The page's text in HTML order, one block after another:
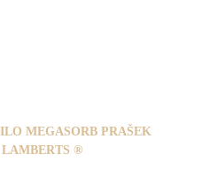
MEGASORB PRAŠEK
®